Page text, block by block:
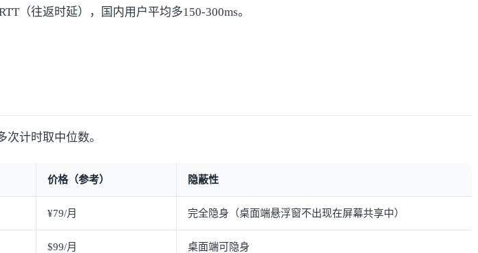
（往返时延），国内用户平均多150-300ms。
计时取中位数。
价格（参考） 隐蔽性
¥79/月 完全隐身（桌面端悬浮窗不出现在屏幕共享中）
$99/月 桌面端可隐身